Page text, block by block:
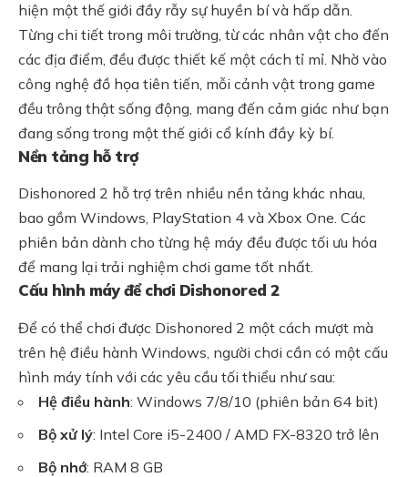
hiện một thế giới đầy rẫy sự huyền bí và hấp dẫn.
Từng chi tiết trong môi trường, từ các nhân vật cho đến
các địa điểm, đều được thiết kế một cách tỉ mỉ. Nhờ vào
công nghệ đồ họa tiên tiến, mỗi cảnh vật trong game
đều trông thật sống động, mang đến cảm giác như bạn
đang sống trong một thế giới cổ kính đầy kỳ bí.
Nền tảng hỗ trợ
Dishonored 2 hỗ trợ trên nhiều nền tảng khác nhau,
bao gồm Windows, PlayStation 4 và Xbox One. Các
phiên bản dành cho từng hệ máy đều được tối ưu hóa
để mang lại trải nghiệm chơi game tốt nhất.
Cấu hình máy để chơi Dishonored 2
Để có thể chơi được Dishonored 2 một cách mượt mà
trên hệ điều hành Windows, người chơi cần có một cấu
hình máy tính với các yêu cầu tối thiểu như sau:
Hệ điều hành: Windows 7/8/10 (phiên bản 64 bit)
Bộ xử lý: Intel Core i5-2400 / AMD FX-8320 trở lên
Bộ nhớ: RAM 8 GB